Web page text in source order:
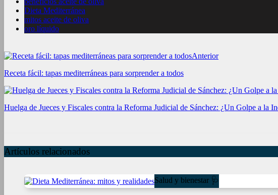
Dieta Mediterránea
mitos aceite de oliva
oro líquido
Anterior
Receta fácil: tapas mediterráneas para sorprender a todos
Huelga de Jueces y Fiscales contra la Reforma Judicial de Sánchez: ¿Un Golpe a la
Artículos relacionados
Salud y bienestar 🩺